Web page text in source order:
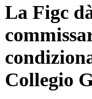
La Figc
Collegio